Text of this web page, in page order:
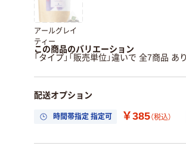
アールグレイ
ティー
この商品のバリエーション
「タイプ」「販売単位」違いで 全7商品 あ
配送オプション
時間帯指定 指定可 ￥385（税込）